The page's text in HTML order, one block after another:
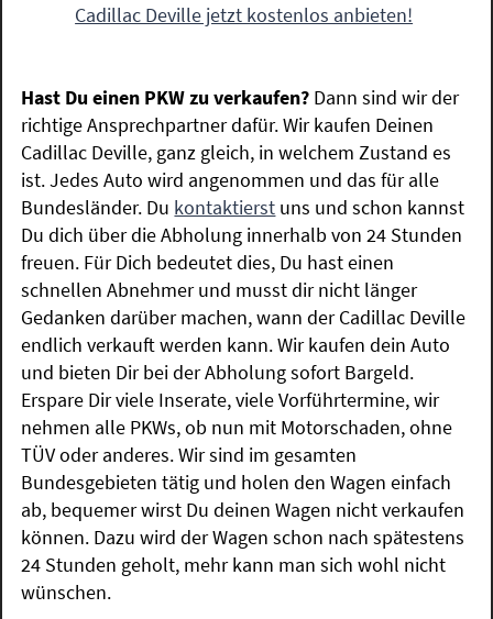
Cadillac Deville jetzt kostenlos anbieten!
Hast Du einen PKW zu verkaufen? Dann sind wir der
richtige Ansprechpartner dafür. Wir kaufen Deinen
Cadillac Deville, ganz gleich, in welchem Zustand es
ist. Jedes Auto wird angenommen und das für alle
Bundesländer. Du kontaktierst uns und schon kannst
Du dich über die Abholung innerhalb von 24 Stunden
freuen. Für Dich bedeutet dies, Du hast einen
schnellen Abnehmer und musst dir nicht länger
Gedanken darüber machen, wann der Cadillac Deville
endlich verkauft werden kann. Wir kaufen dein Auto
und bieten Dir bei der Abholung sofort Bargeld.
Erspare Dir viele Inserate, viele Vorführtermine, wir
nehmen alle PKWs, ob nun mit Motorschaden, ohne
TÜV oder anderes. Wir sind im gesamten
Bundesgebieten tätig und holen den Wagen einfach
ab, bequemer wirst Du deinen Wagen nicht verkaufen
können. Dazu wird der Wagen schon nach spätestens
24 Stunden geholt, mehr kann man sich wohl nicht
wünschen.